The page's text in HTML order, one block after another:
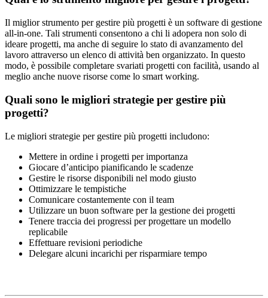
Il miglior strumento per gestire più progetti è un software di gestione
all-in-one. Tali strumenti consentono a chi li adopera non solo di
ideare progetti, ma anche di seguire lo stato di avanzamento del
lavoro attraverso un elenco di attività ben organizzato. In questo
modo, è possibile completare svariati progetti con facilità, usando al
meglio anche nuove risorse come lo smart working.
Quali sono le migliori strategie per gestire più
progetti?
Le migliori strategie per gestire più progetti includono:
Mettere in ordine i progetti per importanza
Giocare d’anticipo pianificando le scadenze
Gestire le risorse disponibili nel modo giusto
Ottimizzare le tempistiche
Comunicare costantemente con il team
Utilizzare un buon software per la gestione dei progetti
Tenere traccia dei progressi per progettare un modello
replicabile
Effettuare revisioni periodiche
Delegare alcuni incarichi per risparmiare tempo